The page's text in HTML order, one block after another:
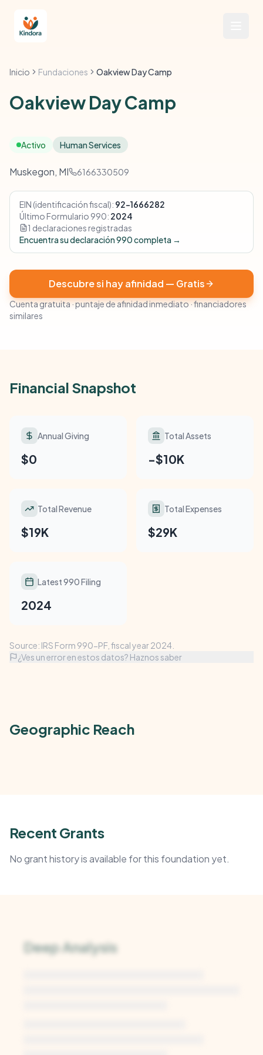
Inicio Fundaciones Oakview Day Camp
Oakview Day Camp
Activo Human Services
Muskegon, MI 6166330509
EIN (identificación fiscal): 92-1666282
Último Formulario 990: 2024
1 declaraciones registradas
Encuentra su declaración 990 completa →
Descubre si hay afinidad — Gratis
Cuenta gratuita · puntaje de afinidad inmediato · financiadores
similares
Financial Snapshot
Annual Giving
$0
Total Assets
-$10K
Total Revenue
$19K
Total Expenses
$29K
Latest 990 Filing
2024
Source: IRS Form 990-PF, fiscal year 2024.
¿Ves un error en estos datos? Haznos saber
Geographic Reach
Recent Grants
No grant history is available for this foundation yet.
Deep Analysis